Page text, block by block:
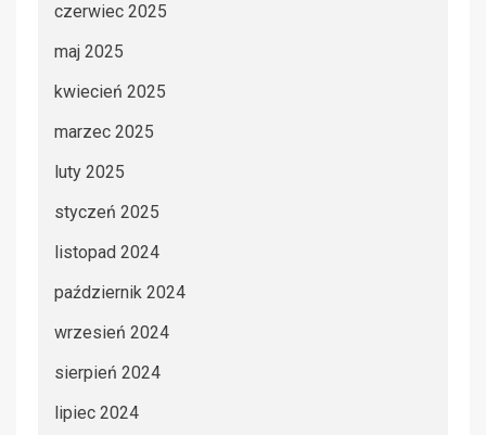
czerwiec 2025
maj 2025
kwiecień 2025
marzec 2025
luty 2025
styczeń 2025
listopad 2024
październik 2024
wrzesień 2024
sierpień 2024
lipiec 2024